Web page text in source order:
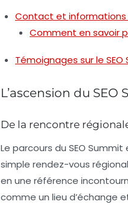
Contact et informations
Comment en savoir
Témoignages sur le SEO
L’ascension du SEO
De la rencontre
Le parcours du SEO Summit
simple rendez-vous
en une référence
comme un lieu d’échange